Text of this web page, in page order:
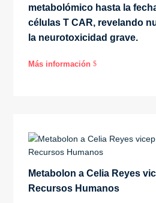
metabolómico hasta la
células T CAR, revelando
la neurotoxicidad grave.
Más información $
Metabolon a Celia Reyes
Recursos Humanos